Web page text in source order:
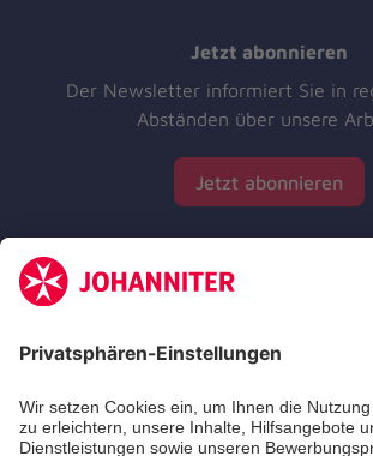
Jetzt abonnieren
Der Newsletter informiert Sie in
Abständen über unsere
Jetzt abonnieren
Zertifizierung der Johanniter-
Die Johanniter GmbH führt das